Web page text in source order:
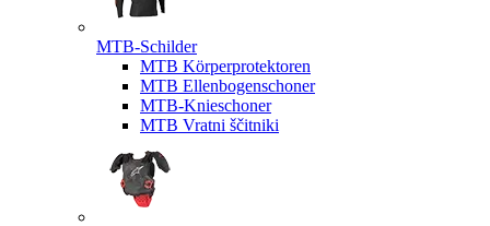
MTB-Schilder
MTB Körperprotektoren
MTB Ellenbogenschoner
MTB-Knieschoner
MTB Vratni ščitniki